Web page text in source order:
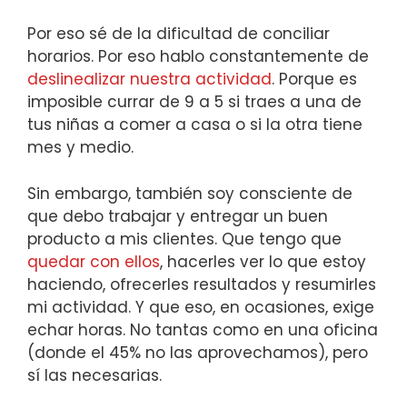
Por eso sé de la dificultad de conciliar
horarios. Por eso hablo constantemente de
deslinealizar nuestra actividad. Porque es
imposible currar de 9 a 5 si traes a una de
tus niñas a comer a casa o si la otra tiene
mes y medio.
Sin embargo, también soy consciente de
que debo trabajar y entregar un buen
producto a mis clientes. Que tengo que
quedar con ellos, hacerles ver lo que estoy
haciendo, ofrecerles resultados y resumirles
mi actividad. Y que eso, en ocasiones, exige
echar horas. No tantas como en una oficina
(donde el 45% no las aprovechamos), pero
sí las necesarias.